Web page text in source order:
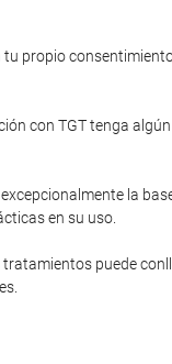
propio
con TGT tenga
la
en su uso.
puede